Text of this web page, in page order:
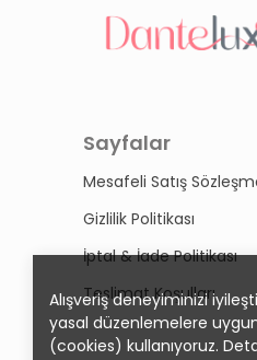
Alışveriş deneyiminizi
yasal düzenlemelere
(cookies) kullanıyoruz.
Sayfalar
Mesafeli Satış
Gizlilik Politikası
İptal & İade Politikası
Teslimat Koşulları